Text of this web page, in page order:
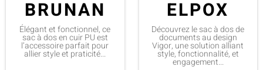
BRUNAN
Élégant et fonctionnel, ce
sac à dos en cuir PU est
l’accessoire parfait pour
allier style et praticité...
ELPOX
Découvrez le sac à dos de
documents au design
Vigor, une solution alliant
style, fonctionnalité, et
engagement...